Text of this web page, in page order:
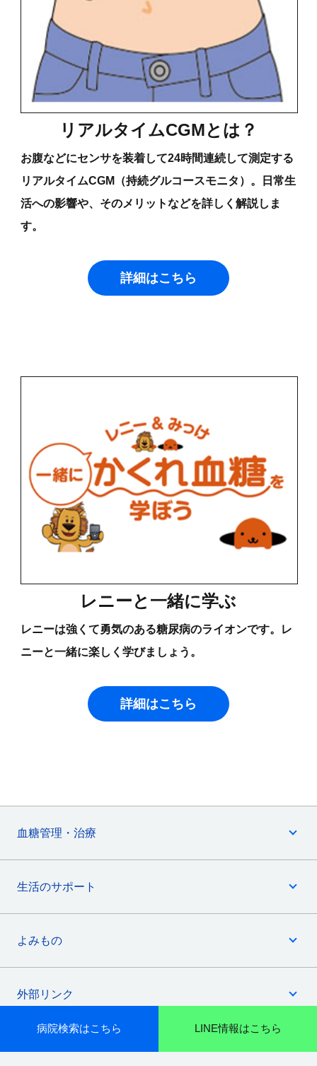
リアルタイムCGMとは？
お腹などにセンサを装着して24時間連続して測定する
リアルタイムCGM（持続グルコースモニタ）。日常生
活への影響や、そのメリットなどを詳しく解説しま
す。
詳細はこちら
レニーと一緒に学ぶ
レニーは強くて勇気のある糖尿病のライオンです。レ
ニーと一緒に楽しく学びましょう。
詳細はこちら
血糖管理・治療
生活のサポート
よみもの
外部リンク
病院検索はこちら LINE情報はこちら